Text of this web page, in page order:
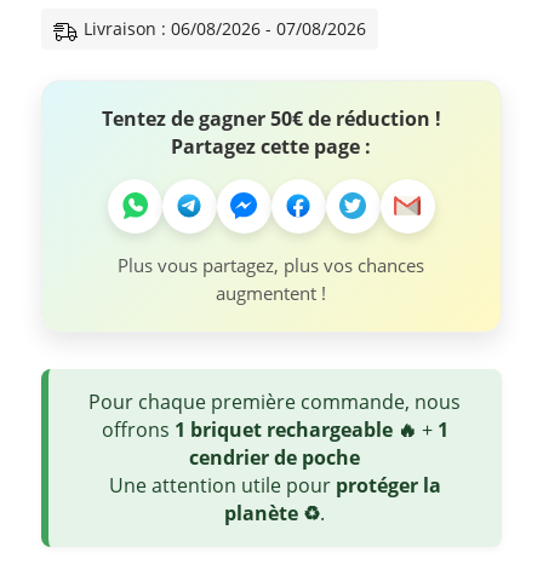
Livraison : 06/08/2026 - 07/08/2026
Tentez de gagner 50€ de réduction !
Partagez cette page :
Plus vous partagez, plus vos chances
augmentent !
Pour chaque première commande, nous
offrons 1 briquet rechargeable 🔥 + 1
cendrier de poche
Une attention utile pour protéger la
planète ♻️.